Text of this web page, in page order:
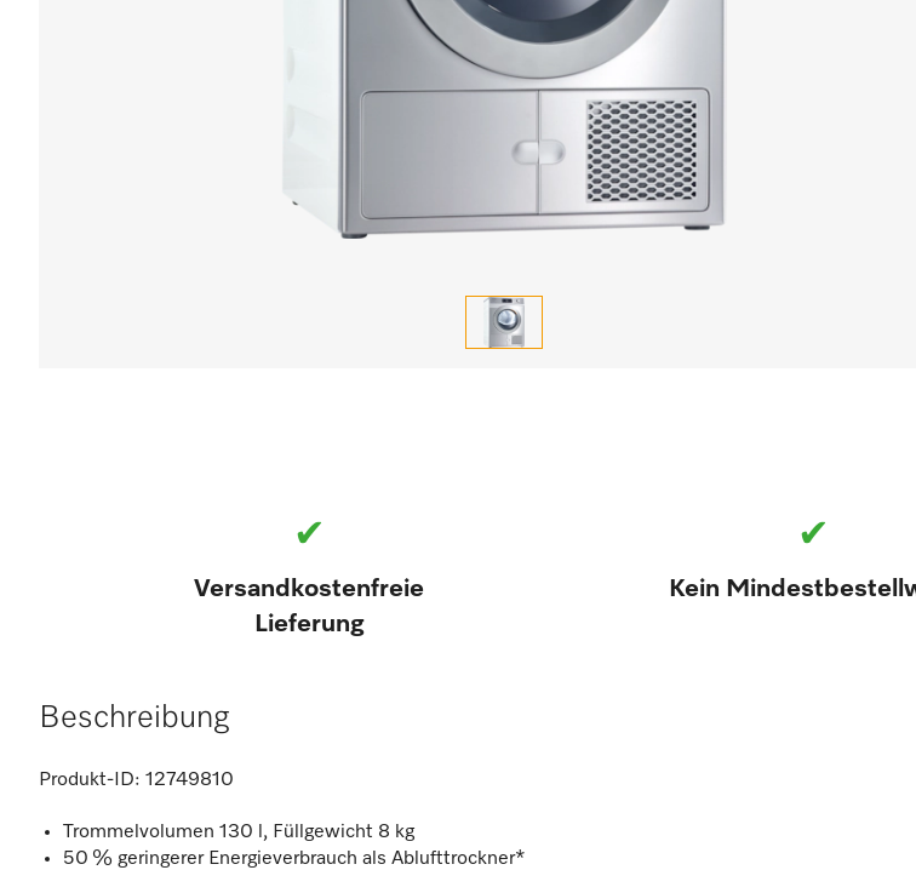
✔
Versandkostenfreie
Lieferung
✔
Kein
Beschreibung
Produkt-ID: 12749810
Trommelvolumen 130 l, Füllgewicht 8 kg
50 % geringerer Energieverbrauch als Ablufttrockner*